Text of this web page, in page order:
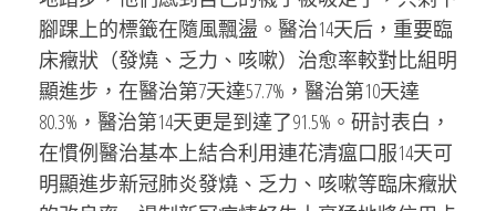
腳踝上的標籤在隨風飄盪。醫治14天后，重要臨
床癥狀（發燒、乏力、咳嗽）治愈率較對比組明
顯進步，在醫治第7天達57.7%，醫治第10天達
80.3%，醫治第14天更是到達了91.5%。研討表白，
在慣例醫治基本上結合利用連花清瘟口服14天可
明顯進步新冠肺炎發燒、乏力、咳嗽等臨床癥狀